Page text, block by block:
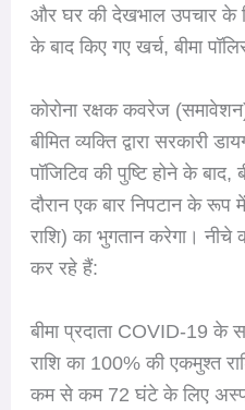
और घर की देखभाल उपचार के
के बाद किए गए खर्च, बीमा
कोरोना रक्षक कवरेज
बीमित व्यक्ति द्वारा सरकारी
पॉजिटिव की पुष्टि होने के बाद,
दौरान एक बार निपटान के रूप
राशि) का भुगतान करेगा।
कर रहे हैं:
बीमा प्रदाता COVID-19 के
राशि का 100% की एकमुश्त
कम से कम 72 घंटे के लिए